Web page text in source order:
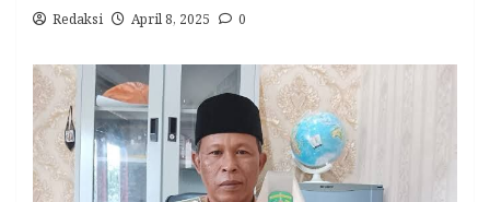
Redaksi April 8, 2025 0